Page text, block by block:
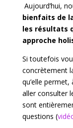
Aujourd’hui,
bienfaits de
les résultats
approche
Si toutefois
concrètement
qu’elle permet,
aller consulter
sont
questions (